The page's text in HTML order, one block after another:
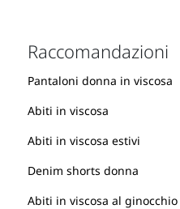
Raccomandazioni
Pantaloni donna in viscosa
Abiti in viscosa
Abiti in viscosa estivi
Denim shorts donna
Abiti in viscosa al ginocchio